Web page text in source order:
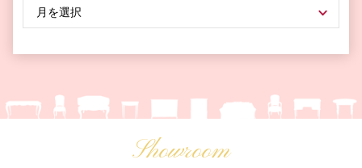
Showroom